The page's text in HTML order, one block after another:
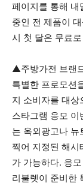
페이지를 통해 내
중인 전 제품이
시 첫 달은 무료
▲주방가전 브랜
특별한 프로모션
지 소비자를 대상
스타그램 응모 이
는 옥외광고나
찍어 지정된 해시
가 가능하다. 응
리불렛이 준비한